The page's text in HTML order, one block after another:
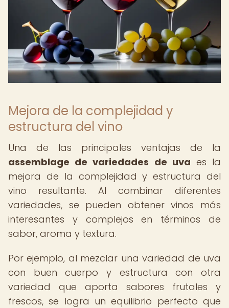
Mejora de la complejidad y
estructura del vino
Una de las principales ventajas de la
assemblage de variedades de uva es la
mejora de la complejidad y estructura del
vino resultante. Al combinar diferentes
variedades, se pueden obtener vinos más
interesantes y complejos en términos de
sabor, aroma y textura.
Por ejemplo, al mezclar una variedad de uva
con buen cuerpo y estructura con otra
variedad que aporta sabores frutales y
frescos, se logra un equilibrio perfecto que